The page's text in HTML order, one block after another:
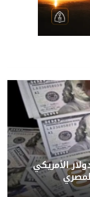
الأمريكي